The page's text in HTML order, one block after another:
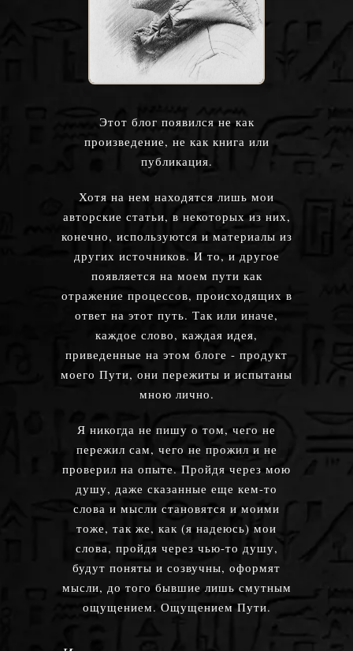
Этот блог появился не как
произведение, не как книга или
публикация.
Хотя на нем находятся лишь мои
авторские статьи, в некоторых из них,
конечно, используются и материалы из
других источников. И то, и другое
появляется на моем пути как
отражение процессов, происходящих в
ответ на этот путь. Так или иначе,
каждое слово, каждая идея,
приведенные на этом блоге - продукт
моего Пути, они пережиты и испытаны
мною лично.
Я никогда не пишу о том, чего не
пережил сам, чего не прожил и не
проверил на опыте. Пройдя через мою
душу, даже сказанные еще кем-то
слова и мысли становятся и моими
тоже, так же, как (я надеюсь) мои
слова, пройдя через чью-то душу,
будут поняты и созвучны, оформят
мысли, до того бывшие лишь смутным
ощущением. Ощущением Пути.